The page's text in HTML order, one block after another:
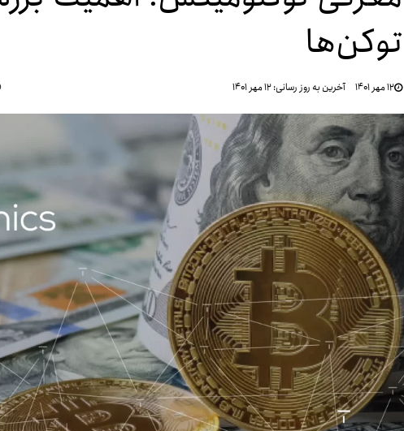
توکن‌ها
۱۲ مهر ۱۴۰۱ آخرین به روز رسانی:۱۲ مهر ۱۴۰۱